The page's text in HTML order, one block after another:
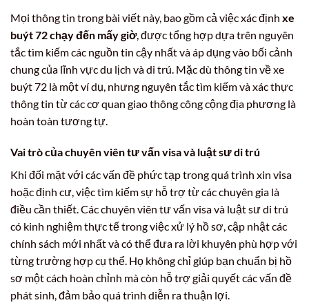
Mọi thông tin trong bài viết này, bao gồm cả việc xác định xe
buýt 72 chạy đến mấy giờ, được tổng hợp dựa trên nguyên
tắc tìm kiếm các nguồn tin cậy nhất và áp dụng vào bối cảnh
chung của lĩnh vực du lịch và di trú. Mặc dù thông tin về xe
buýt 72 là một ví dụ, nhưng nguyên tắc tìm kiếm và xác thực
thông tin từ các cơ quan giao thông công cộng địa phương là
hoàn toàn tương tự.
Vai trò của chuyên viên tư vấn visa và luật sư di trú
Khi đối mặt với các vấn đề phức tạp trong quá trình xin visa
hoặc định cư, việc tìm kiếm sự hỗ trợ từ các chuyên gia là
điều cần thiết. Các chuyên viên tư vấn visa và luật sư di trú
có kinh nghiệm thực tế trong việc xử lý hồ sơ, cập nhật các
chính sách mới nhất và có thể đưa ra lời khuyên phù hợp với
từng trường hợp cụ thể. Họ không chỉ giúp bạn chuẩn bị hồ
sơ một cách hoàn chỉnh mà còn hỗ trợ giải quyết các vấn đề
phát sinh, đảm bảo quá trình diễn ra thuận lợi.